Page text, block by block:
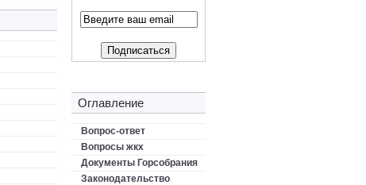
Оглавление
Вопрос-ответ
Вопросы жкх
Документы Горсобрания
Законодательство